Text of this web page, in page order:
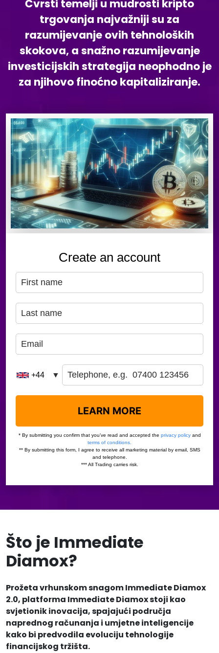
Čvrsti temelji u mudrosti kripto
trgovanja najvažniji su za
razumijevanje ovih tehnoloških
skokova, a snažno razumijevanje
investicijskih strategija neophodno je
za njihovo finoćno kapitaliziranje.
Što je Immediate
Diamox?
Prožeta vrhunskom snagom Immediate Diamox
2.0, platforma Immediate Diamox stoji kao
svjetionik inovacija, spajajući područja
naprednog računanja i umjetne inteligencije
kako bi predvodila evoluciju tehnologije
financijskog tržišta.